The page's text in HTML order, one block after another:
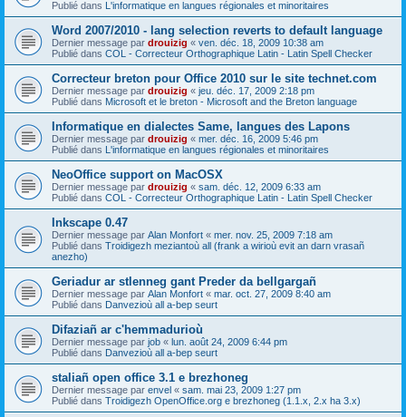
Publié dans L'informatique en langues régionales et minoritaires
Word 2007/2010 - lang selection reverts to default language
Dernier message par drouizig « ven. déc. 18, 2009 10:38 am
Publié dans COL - Correcteur Orthographique Latin - Latin Spell Checker
Correcteur breton pour Office 2010 sur le site technet.com
Dernier message par drouizig « jeu. déc. 17, 2009 2:18 pm
Publié dans Microsoft et le breton - Microsoft and the Breton language
Informatique en dialectes Same, langues des Lapons
Dernier message par drouizig « mer. déc. 16, 2009 5:46 pm
Publié dans L'informatique en langues régionales et minoritaires
NeoOffice support on MacOSX
Dernier message par drouizig « sam. déc. 12, 2009 6:33 am
Publié dans COL - Correcteur Orthographique Latin - Latin Spell Checker
Inkscape 0.47
Dernier message par Alan Monfort « mer. nov. 25, 2009 7:18 am
Publié dans Troidigezh meziantoù all (frank a wirioù evit an darn vrasañ
anezho)
Geriadur ar stlenneg gant Preder da bellgargañ
Dernier message par Alan Monfort « mar. oct. 27, 2009 8:40 am
Publié dans Danvezioù all a-bep seurt
Difaziañ ar c'hemmadurioù
Dernier message par job « lun. août 24, 2009 6:44 pm
Publié dans Danvezioù all a-bep seurt
staliañ open office 3.1 e brezhoneg
Dernier message par envel « sam. mai 23, 2009 1:27 pm
Publié dans Troidigezh OpenOffice.org e brezhoneg (1.1.x, 2.x ha 3.x)